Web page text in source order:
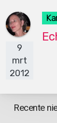
9
mrt
2012
Recente